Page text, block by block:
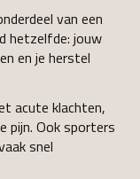
van een
hetzelfde: jouw
en je herstel
acute klachten,
pijn. Ook sporters
snel